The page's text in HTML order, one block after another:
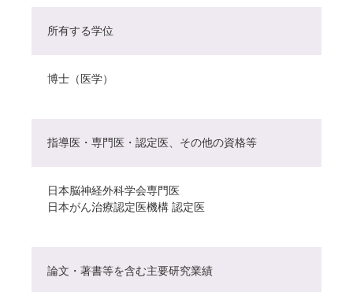
所有する学位
博士（医学）
指導医・専門医・認定医、その他の資格等
日本脳神経外科学会専門医
日本がん治療認定医機構 認定医
論文・著書等を含む主要研究業績